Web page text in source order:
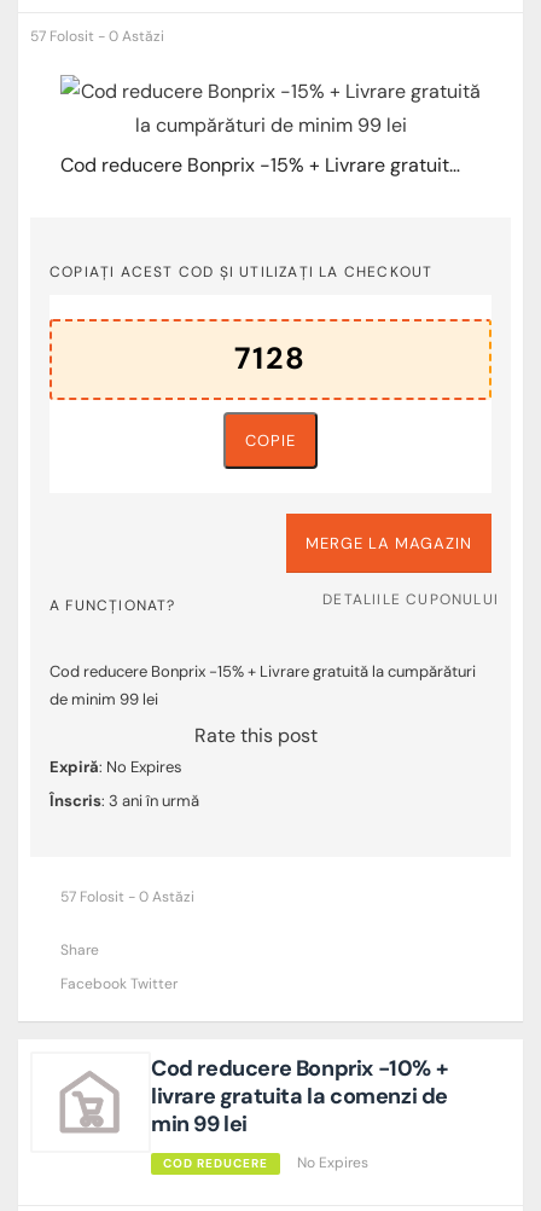
57 Folosit - 0 Astăzi
Cod reducere Bonprix -15% + Livrare gratuită la cumpărături de minim 99 lei
COPIAȚI ACEST COD ȘI UTILIZAȚI LA CHECKOUT
COPIE
MERGE LA MAGAZIN
A FUNCȚIONAT? DETALIILE CUPONULUI
Cod reducere Bonprix -15% + Livrare gratuită la cumpărături
de minim 99 lei
Rate this post
Expiră: No Expires
Înscris: 3 ani în urmă
57 Folosit - 0 Astăzi
Share
FacebookTwitter
Cod reducere Bonprix -10% +
livrare gratuita la comenzi de
min 99 lei
COD REDUCERE No Expires